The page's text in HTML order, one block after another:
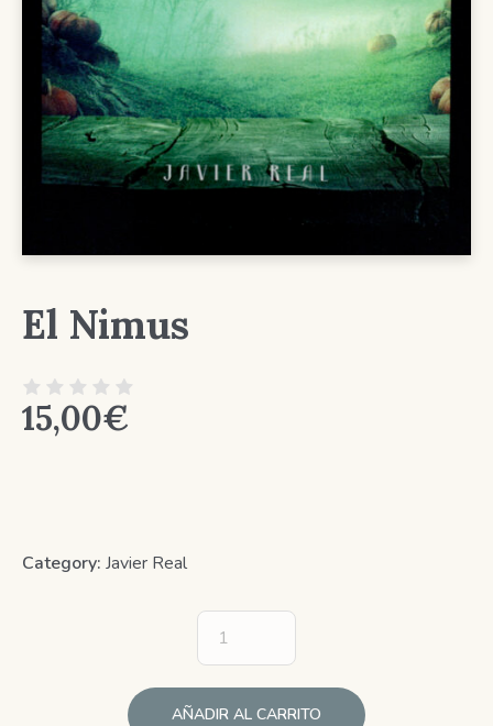
El Nimus
15,00€
Category: Javier Real
AÑADIR AL CARRITO